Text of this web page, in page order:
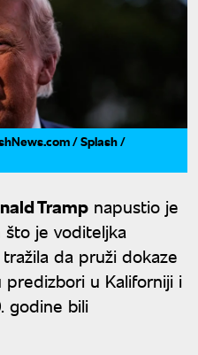
/ Splash /
Tramp napustio je
što je voditeljka
da pruži dokaze
u Kaliforniji i
godine bili